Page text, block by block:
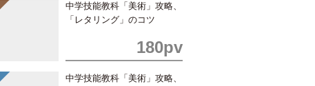
中学技能教科「美術」攻略、
「レタリング」のコツ
180pv
中学技能教科「美術」攻略、